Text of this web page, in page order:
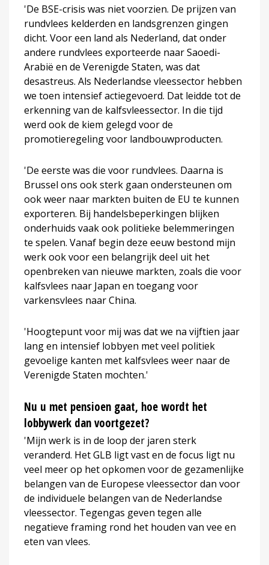
'De BSE-crisis was niet voorzien. De prijzen van
rundvlees kelderden en landsgrenzen gingen
dicht. Voor een land als Nederland, dat onder
andere rundvlees exporteerde naar Saoedi-
Arabië en de Verenigde Staten, was dat
desastreus. Als Nederlandse vleessector hebben
we toen intensief actiegevoerd. Dat leidde tot de
erkenning van de kalfsvleessector. In die tijd
werd ook de kiem gelegd voor de
promotieregeling voor landbouwproducten.
'De eerste was die voor rundvlees. Daarna is
Brussel ons ook sterk gaan ondersteunen om
ook weer naar markten buiten de EU te kunnen
exporteren. Bij handelsbeperkingen blijken
onderhuids vaak ook politieke belemmeringen
te spelen. Vanaf begin deze eeuw bestond mijn
werk ook voor een belangrijk deel uit het
openbreken van nieuwe markten, zoals die voor
kalfsvlees naar Japan en toegang voor
varkensvlees naar China.
'Hoogtepunt voor mij was dat we na vijftien jaar
lang en intensief lobbyen met veel politiek
gevoelige kanten met kalfsvlees weer naar de
Verenigde Staten mochten.'
Nu u met pensioen gaat, hoe wordt het
lobbywerk dan voortgezet?
'Mijn werk is in de loop der jaren sterk
veranderd. Het GLB ligt vast en de focus ligt nu
veel meer op het opkomen voor de gezamenlijke
belangen van de Europese vleessector dan voor
de individuele belangen van de Nederlandse
vleessector. Tegengas geven tegen alle
negatieve framing rond het houden van vee en
eten van vlees.